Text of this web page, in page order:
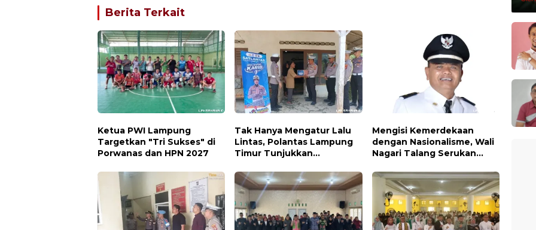
Berita Terkait
Ketua PWI Lampung
Targetkan "Tri Sukses" di
Porwanas dan HPN 2027
Tak Hanya Mengatur Lalu
Lintas, Polantas Lampung
Timur Tunjukkan
Mengisi Kemerdekaan
dengan Nasionalisme, Wali
Nagari Talang Serukan
Putih Sepanjang Agustus